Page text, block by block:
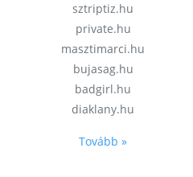
sztriptiz.hu
private.hu
masztimarci.hu
bujasag.hu
badgirl.hu
diaklany.hu
Tovább »